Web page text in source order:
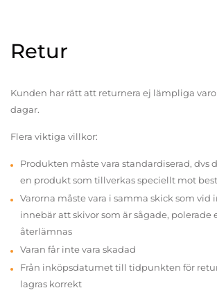
Retur
Kunden har rätt att returnera ej lämpliga
dagar.
Flera viktiga villkor:
Produkten måste vara standardiserad, dvs
en produkt som tillverkas speciellt mot
Varorna måste vara i samma skick som vid
innebär att skivor som är sågade, polerade
återlämnas
Varan får inte vara skadad
Från inköpsdatumet till tidpunkten för
lagras korrekt